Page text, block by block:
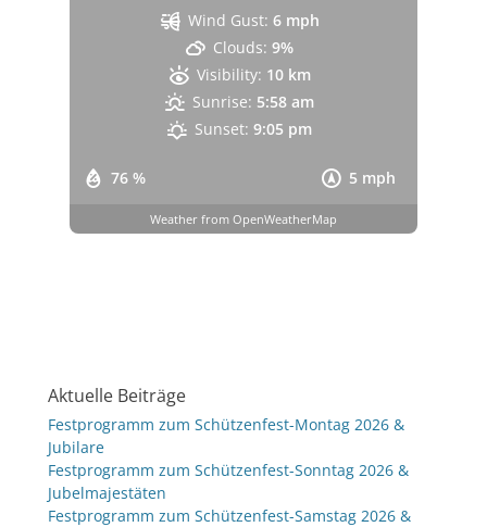
76 % 5 mph
Wind Gust: 6 mph
Clouds: 9%
Visibility: 10 km
Sunrise: 5:58 am
Sunset: 9:05 pm
Weather from OpenWeatherMap
Aktuelle Beiträge
Festprogramm zum Schützenfest-Montag 2026 &
Jubilare
Festprogramm zum Schützenfest-Sonntag 2026 &
Jubelmajestäten
Festprogramm zum Schützenfest-Samstag 2026 &